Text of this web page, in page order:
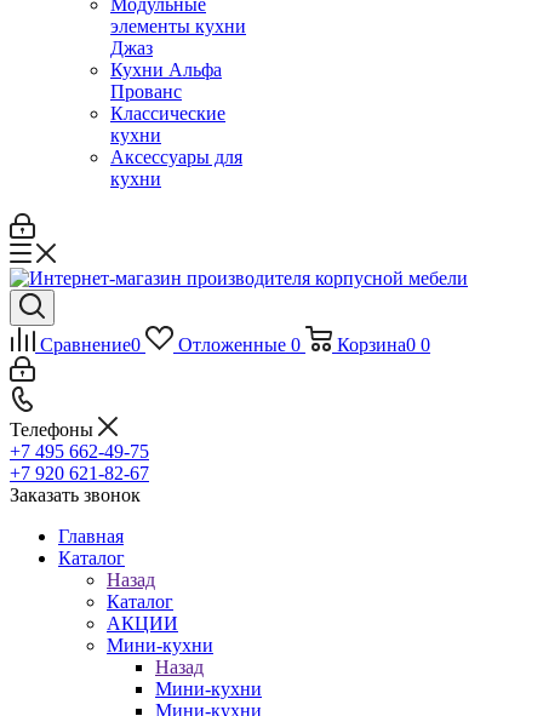
Модульные
элементы кухни
Джаз
Кухни Альфа
Прованс
Классические
кухни
Аксессуары для
кухни
Сравнение0 Отложенные 0 Корзина0 0
Телефоны
+7 495 662-49-75
+7 920 621-82-67
Заказать звонок
Главная
Каталог
Назад
Каталог
АКЦИИ
Мини-кухни
Назад
Мини-кухни
Мини-кухни